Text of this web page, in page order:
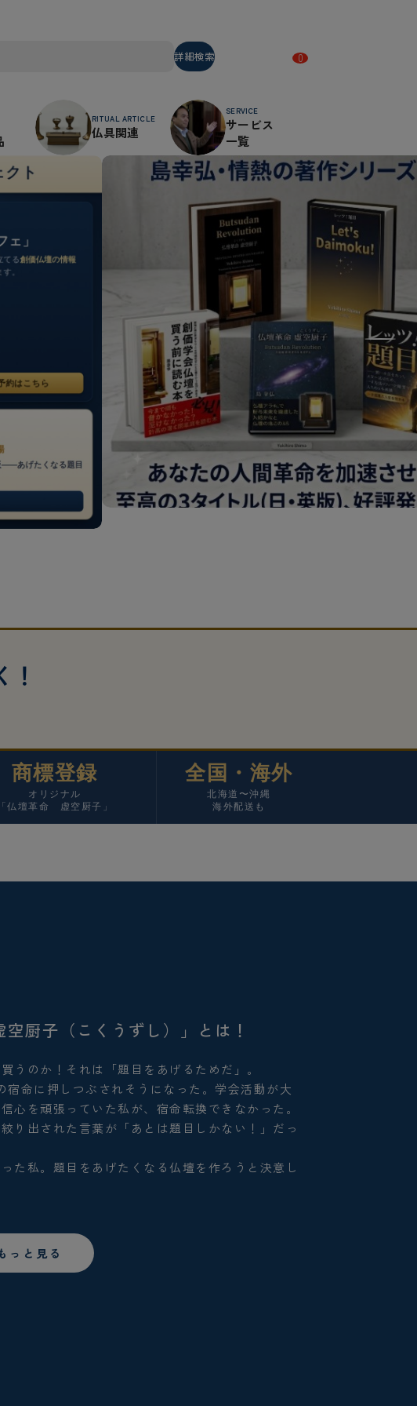
詳細検索 0
RITUAL ARTICLE
仏具関連
SERVICE
サービス
一覧
商標登録
オリジナル
「仏壇革命 虚空厨子」
全国・海外
北海道〜沖縄
海外配送も
空厨子（こくうずし）」とは！
うのか！それは「題目をあげるためだ」。
宿命に押しつぶされそうになった。学会活動が大
心を頑張っていた私が、宿命転換できなかった。
り出された言葉が「あとは題目しかない！」だっ
た私。 題目をあげたくなる仏壇を作ろう と決意し
っと見る